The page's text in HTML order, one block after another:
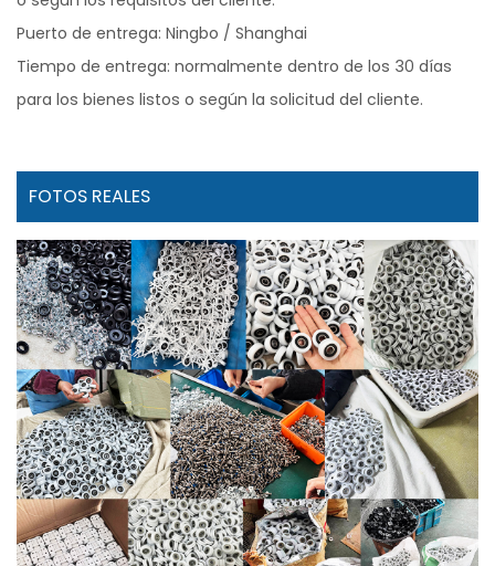
Puerto de entrega: Ningbo / Shanghai
Tiempo de entrega: normalmente dentro de los 30 días
para los bienes listos o según la solicitud del cliente.
FOTOS REALES